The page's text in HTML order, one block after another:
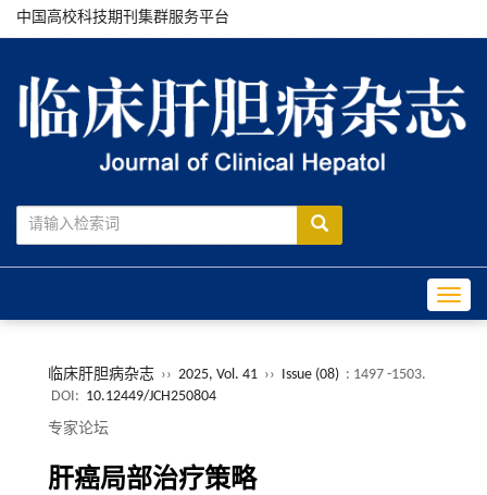
中国高校科技期刊集群服务平台
临床肝胆病杂志 ›› 2025, Vol. 41 ›› Issue (08) : 1497 -1503.
DOI: 10.12449/JCH250804
专家论坛
肝癌局部治疗策略